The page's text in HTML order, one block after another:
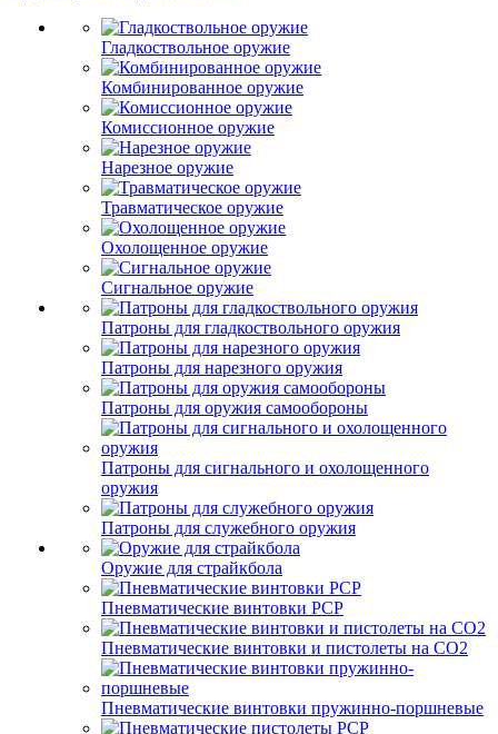
Гладкоствольное оружие
Комбинированное оружие
Комиссионное оружие
Нарезное оружие
Травматическое оружие
Охолощенное оружие
Сигнальное оружие
Патроны для гладкоствольного оружия
Патроны для нарезного оружия
Патроны для оружия самообороны
Патроны для сигнального и охолощенного
оружия
Патроны для служебного оружия
Оружие для страйкбола
Пневматические винтовки PCP
Пневматические винтовки и пистолеты на CO2
Пневматические винтовки пружинно-поршневые